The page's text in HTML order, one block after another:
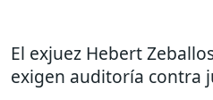
El exjuez Hebert
exigen auditoría contra